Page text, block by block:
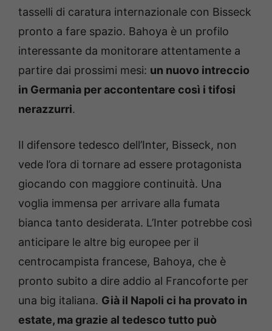
tasselli di caratura internazionale con Bisseck
pronto a fare spazio. Bahoya è un profilo
interessante da monitorare attentamente a
partire dai prossimi mesi: un nuovo intreccio
in Germania per accontentare così i tifosi
nerazzurri.
Il difensore tedesco dell’Inter, Bisseck, non
vede l’ora di tornare ad essere protagonista
giocando con maggiore continuità. Una
voglia immensa per arrivare alla fumata
bianca tanto desiderata. L’Inter potrebbe così
anticipare le altre big europee per il
centrocampista francese, Bahoya, che è
pronto subito a dire addio al Francoforte per
una big italiana. Già il Napoli ci ha provato in
estate, ma grazie al tedesco tutto può